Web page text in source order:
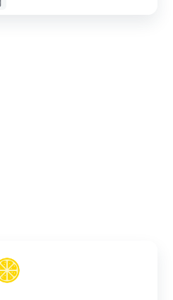
在电网技术、新能源、电力设备、智能电